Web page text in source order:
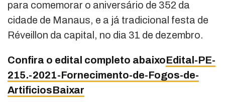
para comemorar o aniversário de 352 da
cidade de Manaus, e a já tradicional festa de
Réveillon da capital, no dia 31 de dezembro.
Confira o edital completo abaixoEdital-PE-
215.-2021-Fornecimento-de-Fogos-de-
ArtificiosBaixar